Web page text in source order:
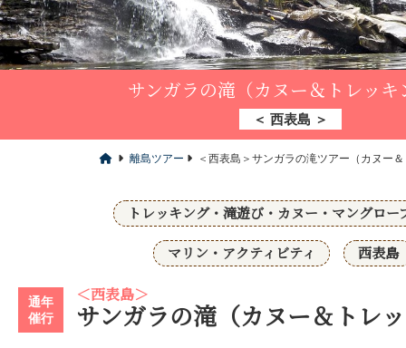
サンガラの滝（カヌー＆トレッキ
＜ 西表島 ＞
離島ツアー ＜西表島＞サンガラの滝ツアー（カヌー
トレッキング・滝遊び・カヌー・マングロー
マリン・アクティビティ 西表島
通年
催行
＜西表島＞
サンガラの滝（カヌー＆トレ